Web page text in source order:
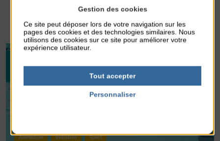
En savoir +
Animation Initiation Sport
Gestion des cookies
Ce site peut déposer lors de votre navigation sur les
pages des cookies et des technologies similaires. Nous
utilisons des cookies sur ce site pour améliorer votre
expérience utilisateur.
Tout accepter
Personnaliser